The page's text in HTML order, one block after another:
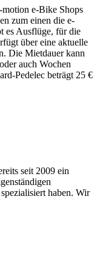
motion e-Bike Shops
zum einen die e-
es Ausflüge, für die
über eine aktuelle
Die Mietdauer kann
auch Wochen
Pedelec beträgt 25 €
seit 2009 ein
haben. Wir